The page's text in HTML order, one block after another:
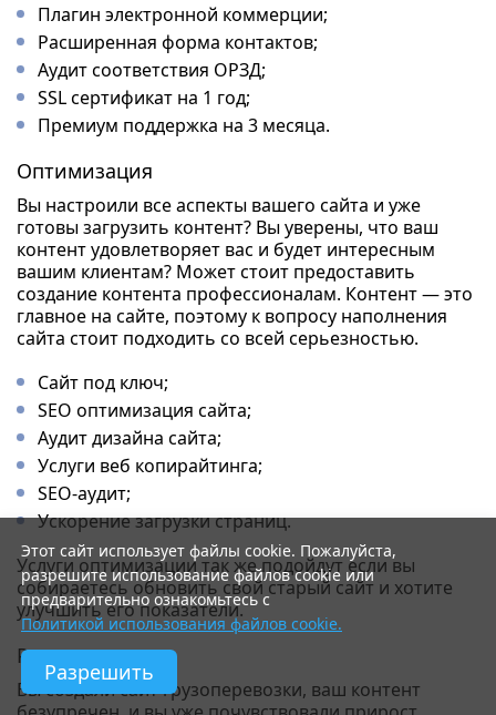
Плагин электронной коммерции;
Расширенная форма контактов;
Аудит соответствия ОРЗД;
SSL сертификат на 1 год;
Премиум поддержка на 3 месяца.
Оптимизация
Вы настроили все аспекты вашего сайта и уже
готовы загрузить контент? Вы уверены, что ваш
контент удовлетворяет вас и будет интересным
вашим клиентам? Может стоит предоставить
создание контента профессионалам. Контент — это
главное на сайте, поэтому к вопросу наполнения
сайта стоит подходить со всей серьезностью.
Сайт под ключ;
SEO оптимизация сайта;
Аудит дизайна сайта;
Услуги веб копирайтинга;
SEO-аудит;
Ускорение загрузки страниц.
Услуги оптимизации так же подойдут если вы
собираетесь обновить свой старый сайт и хотите
улучшить его показатели.
Реклама
Вы создали сайт грузоперевозки, ваш контент
Этот сайт использует файлы cookie. Пожалуйста,
разрешите использование файлов cookie или
предварительно ознакомьтесь с
Политикой использования файлов cookie.
Разрешить